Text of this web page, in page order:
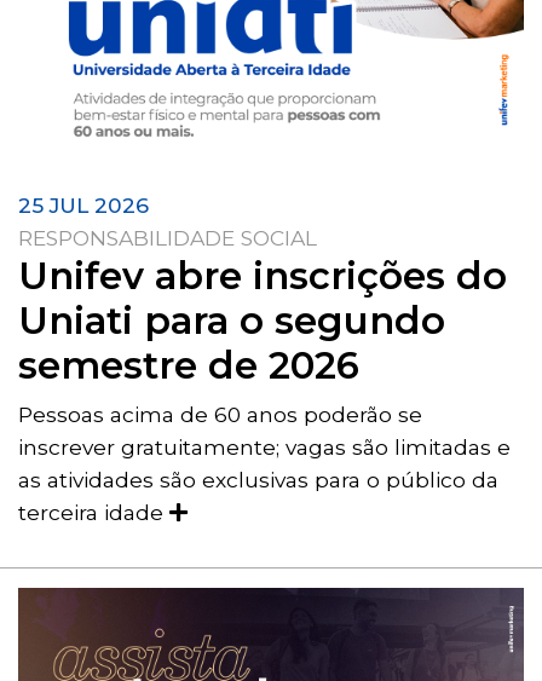
25 JUL 2026
RESPONSABILIDADE SOCIAL
Unifev abre inscrições do
Uniati para o segundo
semestre de 2026
Pessoas acima de 60 anos poderão se
inscrever gratuitamente; vagas são limitadas e
as atividades são exclusivas para o público da
terceira idade